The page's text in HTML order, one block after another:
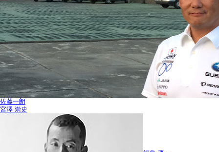
佐藤一朗
宮澤 崇史